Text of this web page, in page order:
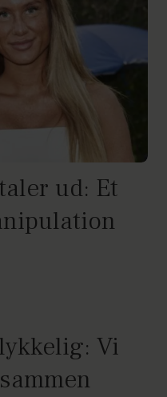
ud: Et
Vi